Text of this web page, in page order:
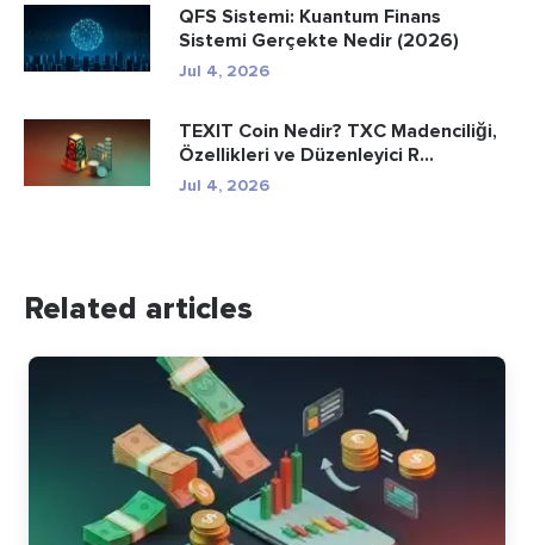
QFS Sistemi: Kuantum Finans
Sistemi Gerçekte Nedir (2026)
Jul 4, 2026
TEXIT Coin Nedir? TXC Madenciliği,
Özellikleri ve Düzenleyici R...
Jul 4, 2026
Related articles